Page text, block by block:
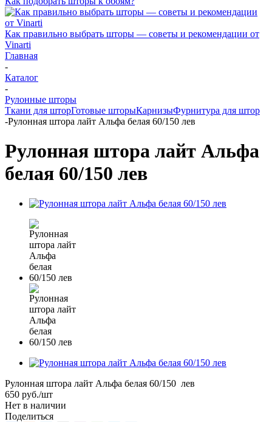
Как правильно выбрать шторы — советы и рекомендации от
Vinarti
Главная
-
Каталог
-
Рулонные шторы
Ткани для шторГотовые шторыКарнизыФурнитура для штор
-Рулонная штора лайт Альфа белая 60/150 лев
Рулонная штора лайт Альфа
белая 60/150 лев
Рулонная штора лайт Альфа белая 60/150 лев
650 руб./шт
Нет в наличии
Поделиться